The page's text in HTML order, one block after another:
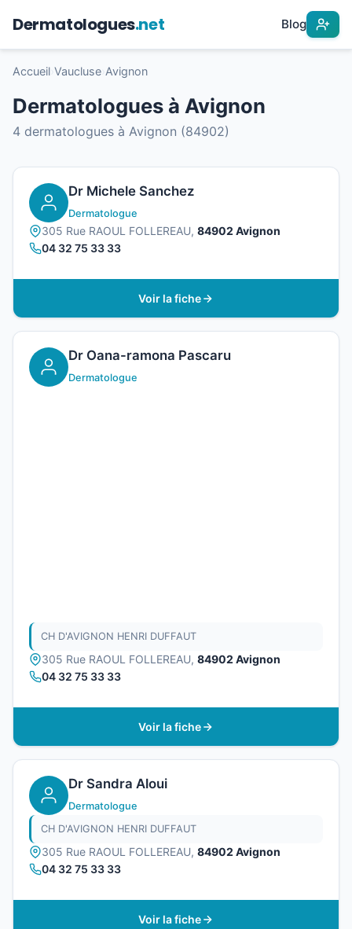
Dermatologues.net Blog
Accueil Vaucluse Avignon
Dermatologues à Avignon
4 dermatologues à Avignon (84902)
Dr Michele Sanchez
Dermatologue
305 Rue RAOUL FOLLEREAU, 84902 Avignon
04 32 75 33 33
Voir la fiche
Dr Oana-ramona Pascaru
Dermatologue
CH D'AVIGNON HENRI DUFFAUT
305 Rue RAOUL FOLLEREAU, 84902 Avignon
04 32 75 33 33
Voir la fiche
Dr Sandra Aloui
Dermatologue
CH D'AVIGNON HENRI DUFFAUT
305 Rue RAOUL FOLLEREAU, 84902 Avignon
04 32 75 33 33
Voir la fiche